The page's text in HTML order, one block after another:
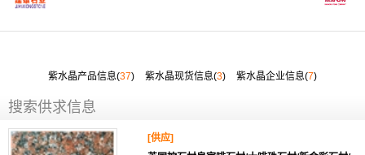
紫水晶产品信息(37) 紫水晶现货信息(3) 紫水晶企业信息(7)
搜索供求信息
[供应]